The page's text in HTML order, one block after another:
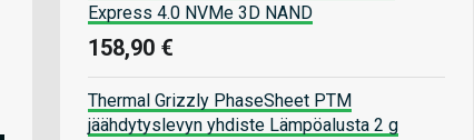
Express 4.0 NVMe 3D NAND
158,90 €
Thermal Grizzly PhaseSheet PTM
jäähdytyslevyn yhdiste Lämpöalusta 2 g